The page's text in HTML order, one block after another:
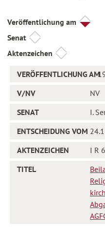
Veröffentlichung am
Senat
Aktenzeichen
Titel
NV
I.
I R